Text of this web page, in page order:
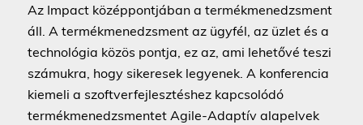
Az Impact középpontjában a termékmenedzsment
áll. A termékmenedzsment az ügyfél, az üzlet és a
technológia közös pontja, ez az, ami lehetővé teszi
számukra, hogy sikeresek legyenek. A konferencia
kiemeli a szoftverfejlesztéshez kapcsolódó
termékmenedzsmentet Agile-Adaptív alapelvek